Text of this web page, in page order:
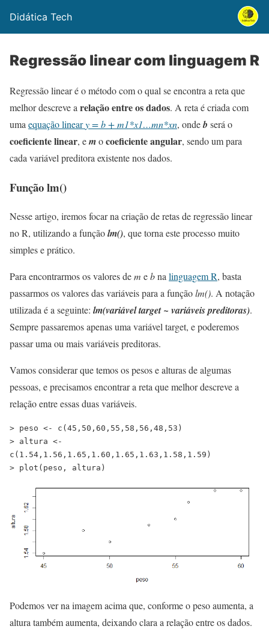
Didática Tech
Regressão linear com linguagem R
Regressão linear é o método com o qual se encontra a reta que
melhor descreve a relação entre os dados. A reta é criada com
uma equação lineary = b + m1*x1…mn*xn, ondeb será o
coeficiente linear, emocoeficiente angular, sendo um para
cada variável preditora existente nos dados.
Função lm()
Nesse artigo, iremos focar na criação de retas de regressão linear
no R, utilizando a funçãolm(), que torna este processo muito
simples e prático.
Para encontrarmos os valores dem ebnalinguagem R, basta
passarmos os valores das variáveis para a funçãolm(). A notação
utilizada é a seguinte: lm(variável target ~ variáveis preditoras).
Sempre passaremos apenas uma variável target, e poderemos
passar uma ou mais variáveis preditoras.
Vamos considerar que temos os pesos e alturas de algumas
pessoas, e precisamos encontrar a reta que melhor descreve a
relação entre essas duas variáveis.
> peso <- c(45,50,60,55,58,56,48,53)
> altura <-
c(1.54,1.56,1.65,1.60,1.65,1.63,1.58,1.59)
> plot(peso, altura)
Podemos ver na imagem acima que, conforme o peso aumenta, a
altura também aumenta, deixando clara a relação entre os dados.